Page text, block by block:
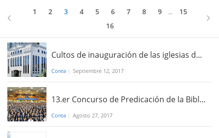
1 2 3 4 5 6 7 8 9 ...
15
16
Cultos de inauguración de las iglesias d...
Corea Septiembre 12, 2017
13.er Concurso de Predicación de la Bibl...
Corea Agosto 27, 2017